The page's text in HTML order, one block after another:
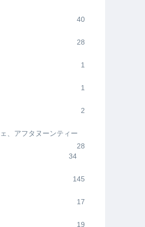
40
28
1
1
2
、アフタヌーンティー
28
34
145
17
19